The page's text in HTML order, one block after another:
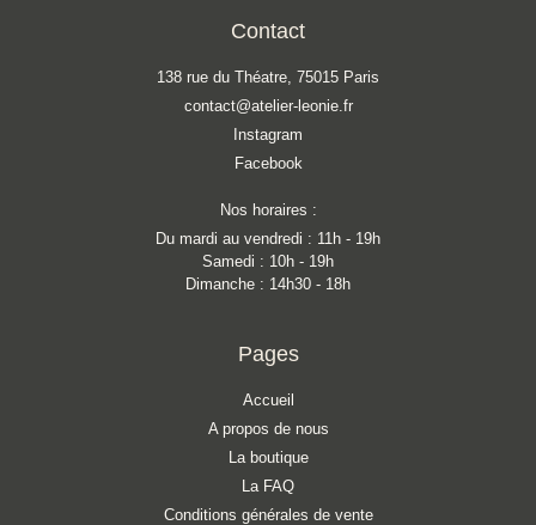
Contact
138 rue du Théatre, 75015 Paris
contact@atelier-leonie.fr
Instagram
Facebook
Nos horaires :
Du mardi au vendredi : 11h - 19h
Samedi : 10h - 19h
Dimanche : 14h30 - 18h
Pages
Accueil
A propos de nous
La boutique
La FAQ
Conditions générales de vente